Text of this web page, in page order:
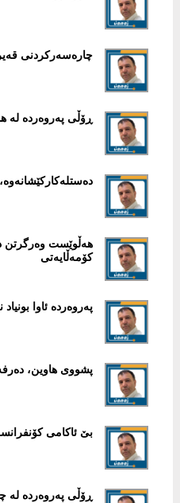
چارەسەرکردنی
ڕۆڵی پەروەردە لە
هەڵوێست وەرگرتن
کۆمەڵایەتی
پەروەردە ئاوا بونیاد
پشووی هاوین،
بێ ئاکامی
ڕۆڵی پەروەردە لە